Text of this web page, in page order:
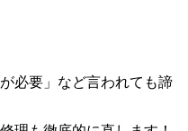
必要」など言われても諦